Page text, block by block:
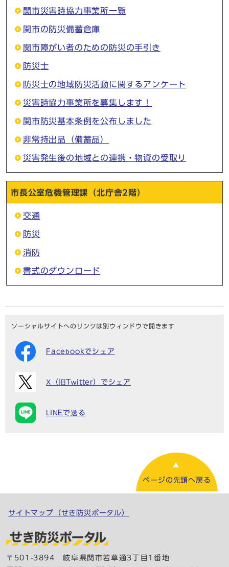
関市災害時協力事業所一覧
関市の防災備蓄倉庫
関市障がい者のための防災の手引き
防災士
防災士の地域防災活動に関するアンケート
災害時協力事業所を募集します！
関市防災基本条例を公布しました
非常持出品（備蓄品）
災害発生後の地域との連携・物資の受取り
市長公室危機管理課（北庁舎2階）
交通
防災
消防
書式のダウンロード
ソーシャルサイトへのリンクは別ウィンドウで開きます
Facebookでシェア
X（旧Twitter）でシェア
LINEで送る
ページの先頭へ戻る
サイトマップ（せき防災ポータル）
〒501-3894 岐阜県関市若草通3丁目1番地